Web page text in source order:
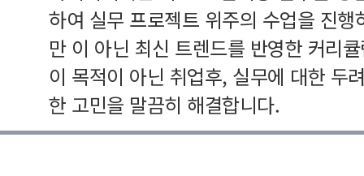
하여 실무 프로젝트 위주의 수업을 진
만 이 아닌 최신 트렌드를 반영한 커리
이 목적이 아닌 취업후, 실무에 대한 두
한 고민을 말끔히 해결합니다.